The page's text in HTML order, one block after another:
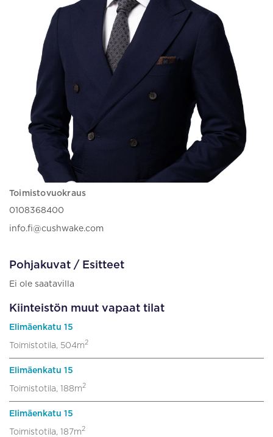
Toimistovuokraus
0108368400
info.fi@cushwake.com
Pohjakuvat / Esitteet
Ei ole saatavilla
Kiinteistön muut vapaat tilat
Elimäenkatu 15
Toimistotila, 504m2
Elimäenkatu 15
Toimistotila, 188m2
Elimäenkatu 15
Toimistotila, 187m2